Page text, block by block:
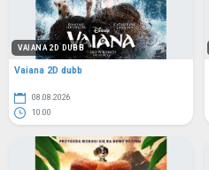
VAIANA 2D DUBB
Vaiana 2D dubb
08.08.2026
10:00